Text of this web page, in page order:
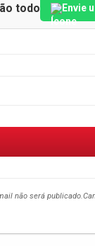
todo Envie
não será publicado.